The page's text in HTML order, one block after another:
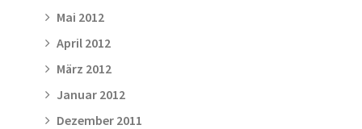
Mai 2012
April 2012
März 2012
Januar 2012
Dezember 2011